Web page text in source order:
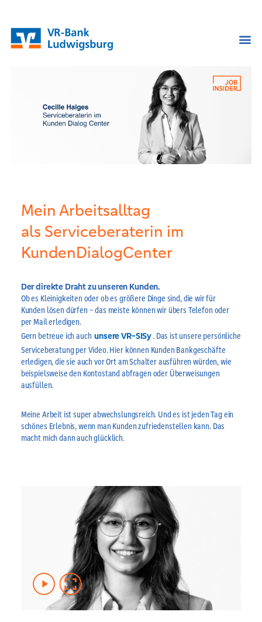
Mein Arbeitsalltag
als Serviceberaterin im
KundenDialogCenter
Der direkte Draht zu unseren Kunden.
Ob es Kleinigkeiten oder ob es größere Dinge sind, die wir für
Kunden lösen dürfen – das meiste können wir übers Telefon oder
per Mail erledigen.
Gern betreue ich auch unsere VR-SISy. Das ist unsere persönliche
Serviceberatung per Video. Hier können KundenBankgeschäfte
erledigen, die sie auch vor Ort am Schalter ausführen würden, wie
beispielsweise den Kontostand abfragen oder Überweisungen
ausfüllen.
Meine Arbeit ist super abwechslungsreich. Und es ist jeden Tag ein
schönes Erlebnis, wenn man Kunden zufriedenstellen kann. Das
macht mich dann auch glücklich.